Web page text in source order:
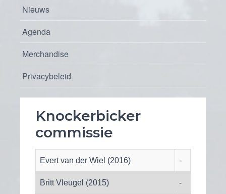
Nieuws
Agenda
Merchandise
Privacybeleid
Knockerbicker
commissie
Evert van der Wiel (2016) -
Britt Vleugel (2015) -